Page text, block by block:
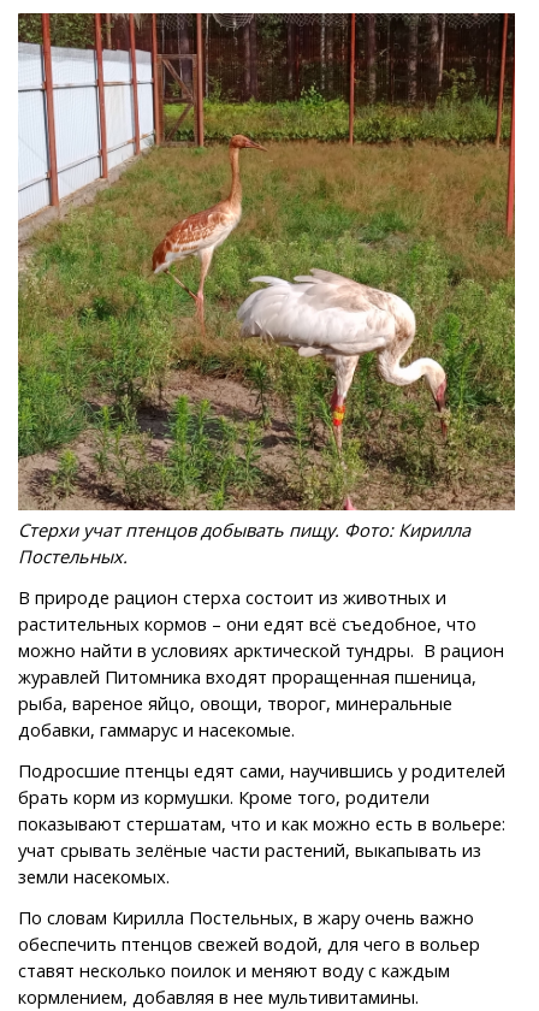
Стерхи учат птенцов добывать пищу. Фото: Кирилла
Постельных.
В природе рацион стерха состоит из животных и
растительных кормов – они едят всё съедобное, что
можно найти в условиях арктической тундры. В рацион
журавлей Питомника входят проращенная пшеница,
рыба, вареное яйцо, овощи, творог, минеральные
добавки, гаммарус и насекомые.
Подросшие птенцы едят сами, научившись у родителей
брать корм из кормушки. Кроме того, родители
показывают стершатам, что и как можно есть в вольере:
учат срывать зелёные части растений, выкапывать из
земли насекомых.
По словам Кирилла Постельных, в жару очень важно
обеспечить птенцов свежей водой, для чего в вольер
ставят несколько поилок и меняют воду с каждым
кормлением, добавляя в нее мультивитамины.